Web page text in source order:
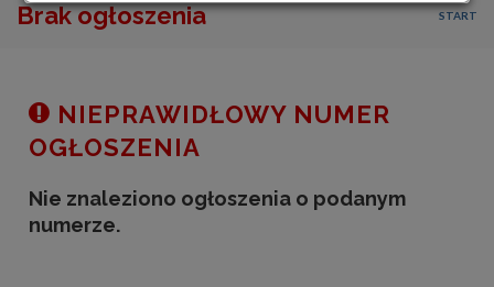
Brak ogłoszenia START
NIEPRAWIDŁOWY NUMER
OGŁOSZENIA
Nie znaleziono ogłoszenia o podanym
numerze.